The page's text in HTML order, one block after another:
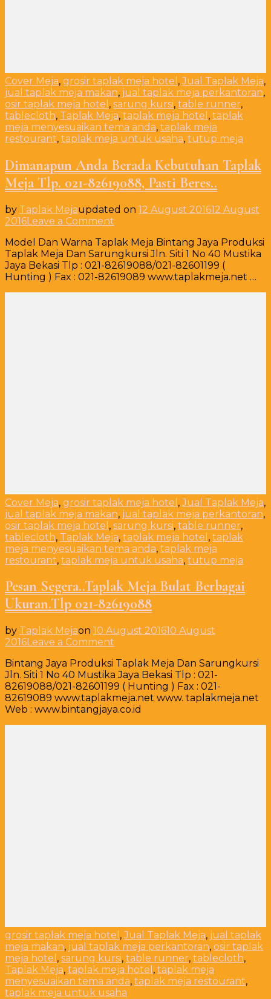
Cover Meja, grosir taplak meja hotel ,Jual Taplak Meja,
jual taplak meja makan, jual taplak meja perkantoran,
osir taplak meja hotel , sarung kursi, table runner,
tablecloth, Taplak Meja, taplak meja hotel , taplak
meja menyesuaikan tema anda, taplak meja
restourant, taplak meja untuk usaha, tutup meja
Dimanapun Anda Berada Kebutuhan Taplak
Meja Tlp. 021-82619088, Pasti Beres..
by Taplak Mejaupdated on 12 August 201612 August
2016Leave a Comment
Anda
Berada
Kebutuhan
Taplak
Meja
Model Dan Warna Taplak Meja Bintang Jaya Produksi
Taplak Meja Dan Sarungkursi Jln. Siti 1 No 40 Mustika
Jaya Bekasi Tlp : 021-82619088/021-82601199 (
Hunting ) Fax : 021-82619089 www.taplakmeja.net …
Cover Meja, grosir taplak meja hotel ,Jual Taplak Meja,
jual taplak meja makan, jual taplak meja perkantoran,
osir taplak meja hotel , sarung kursi, table runner,
tablecloth, Taplak Meja, taplak meja hotel , taplak
meja menyesuaikan tema anda, taplak meja
restourant, taplak meja untuk usaha, tutup meja
Pesan Segera..Taplak Meja Bulat Berbagai
Ukuran.Tlp 021-82619088
by Taplak Mejaon 10 August 201610 August
2016Leave a Comment
Segera..Taplak
Meja
Bulat
Berbagai
Ukuran.Tlp
021-
Bintang Jaya Produksi Taplak Meja Dan Sarungkursi
Jln. Siti 1 No 40 Mustika Jaya Bekasi Tlp : 021-
82619088/021-82601199 ( Hunting ) Fax : 021-
82619089 www.taplakmeja.net www. taplakmeja.net
Web : www.bintangjaya.co.id
grosir taplak meja hotel ,Jual Taplak Meja, jual taplak
meja makan, jual taplak meja perkantoran, osir taplak
meja hotel , sarung kursi, table runner, tablecloth,
Taplak Meja, taplak meja hotel , taplak meja
menyesuaikan tema anda, taplak meja restourant,
taplak meja untuk usaha